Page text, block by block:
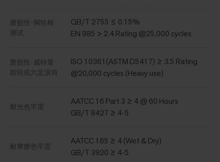
磨损性-脚轮椅
测试
QB/T 2755 ≤ 0.15%
EN 985 > 2.4 Rating @25,000 cycles
磨损性-威特曼
鼓轮或六足滚筒
ISO 10361(ASTM D5417) ≥ 3.5 Rating
@20,000 cycles (Heavy use)
耐光色牢度
AATCC 16 Part 3 ≥ 4 @ 60 Hours
GB/T 8427 ≥ 4-5
耐摩擦色牢度
AATCC 165 ≥ 4 (Wet & Dry)
GB/T 3920 ≥ 4-5